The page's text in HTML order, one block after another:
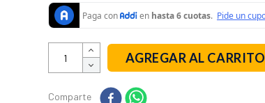
AGREGAR AL CARRITO
Comparte